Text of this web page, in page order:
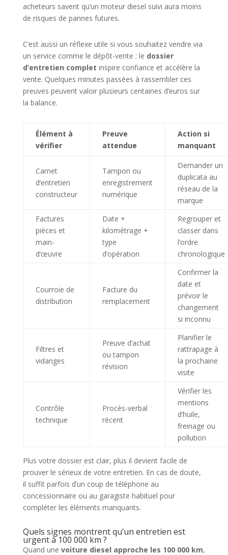
acheteurs savent qu’un moteur diesel suivi aura moins
de risques de pannes futures.
C’est aussi un réflexe utile si vous souhaitez vendre via
un service comme le dépôt-vente : le dossier
d’entretien complet inspire confiance et accélère la
vente. Quelques minutes passées à rassembler ces
preuves peuvent valoir plusieurs centaines d’euros sur
la balance.
Élément à
vérifier
Preuve
attendue
Action si
manquant
Carnet
d’entretien
constructeur
Tampon ou
enregistrement
numérique
Demander un
duplicata au
réseau de la
marque
Factures
pièces et
main-
d’œuvre
Date +
kilométrage +
type
d’opération
Regrouper et
classer dans
l’ordre
chronologique
Courroie de
distribution
Facture du
remplacement
Confirmer la
date et
prévoir le
changement
si inconnu
Filtres et
vidanges
Preuve d’achat
ou tampon
révision
Planifier le
rattrapage à
la prochaine
visite
Contrôle
technique
Procès-verbal
récent
Vérifier les
mentions
d’huile,
freinage ou
pollution
Plus votre dossier est clair, plus il devient facile de
prouver le sérieux de votre entretien. En cas de doute,
il suffit parfois d’un coup de téléphone au
concessionnaire ou au garagiste habituel pour
compléter les éléments manquants.
Quels signes montrent qu’un entretien est
urgent à 100 000 km ?
Quand une voiture diesel approche les 100 000 km,